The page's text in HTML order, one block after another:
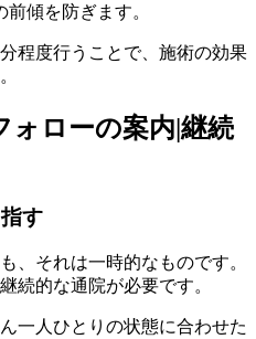
傾を防ぎます。
程度行うことで、施術の効果
ォローの案内|継続
す
、それは一時的なものです。
続的な通院が必要です。
一人ひとりの状態に合わせた